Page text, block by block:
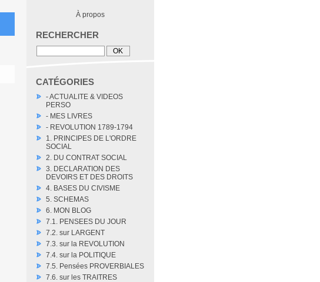
À propos
RECHERCHER
CATÉGORIES
- ACTUALITE & VIDEOS
PERSO
- MES LIVRES
- REVOLUTION 1789-1794
1. PRINCIPES DE L'ORDRE
SOCIAL
2. DU CONTRAT SOCIAL
3. DECLARATION DES
DEVOIRS ET DES DROITS
4. BASES DU CIVISME
5. SCHEMAS
6. MON BLOG
7.1. PENSEES DU JOUR
7.2. sur LARGENT
7.3. sur la REVOLUTION
7.4. sur la POLITIQUE
7.5. Pensées PROVERBIALES
7.6. sur les TRAITRES